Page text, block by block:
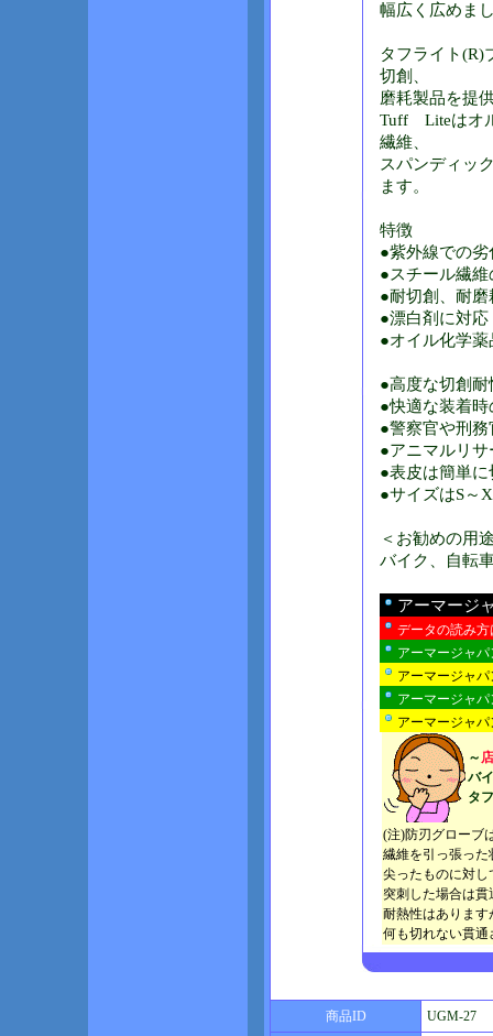
幅広く広めま
タフライト(R)
切創、
磨耗製品を提
Tuff Liteはオ
繊維、
スパンディッ
ます。
特徴
●紫外線での劣
●スチール繊
●耐切創、耐
●漂白剤に対応
●オイル化学薬
●高度な切創耐
●快適な装着
●警察官や刑
●アニマルリ
●表皮は簡単
●サイズはS～
＜お勧めの用
バイク、自転
アーマージ
データの読み
アーマージャ
アーマージャ
アーマージャ
アーマージャ
～
バ
タ
(注)防刃グローブ
繊維を引っ張っ
尖ったものに対
突刺した場合は貫
耐熱性はありま
何も切れない貫
商品ID UGM-27